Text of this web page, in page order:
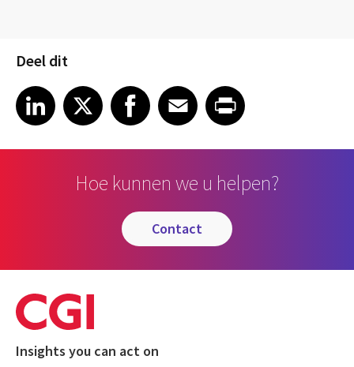
Deel dit
Share article on LinkedIn
LinkedIn
Share article on XShare article on Facebook
Facebook
Share article on Email
EmailShare article on Print
Hoe kunnen we u helpen?
contact
Insights you can act on